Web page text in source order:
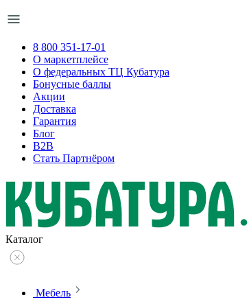
8 800 351-17-01
О маркетплейсе
О федеральных ТЦ Кубатура
Бонусные баллы
Акции
Доставка
Гарантия
Блог
B2B
Стать Партнёром
Каталог
Мебель